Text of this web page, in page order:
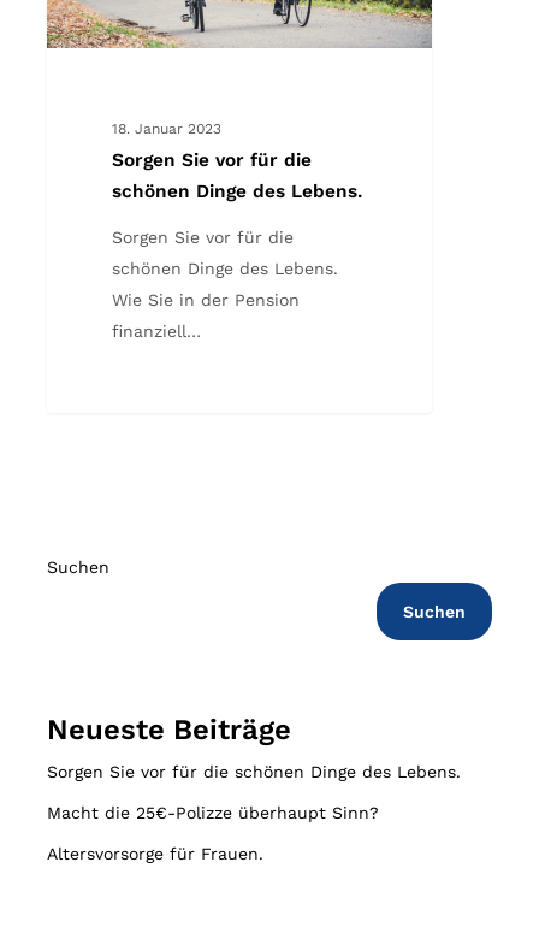
18. Januar 2023
Sorgen Sie vor für die
schönen Dinge des Lebens.
Sorgen Sie vor für die
schönen Dinge des Lebens.
Wie Sie in der Pension
finanziell…
Suchen
Suchen
Neueste Beiträge
Sorgen Sie vor für die schönen Dinge des Lebens.
Macht die 25€-Polizze überhaupt Sinn?
Altersvorsorge für Frauen.